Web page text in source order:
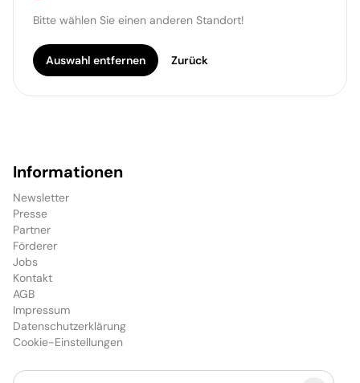
Bitte wählen Sie einen anderen Standort!
Auswahl entfernen Zurück
Informationen
Newsletter
Presse
Partner
Förderer
Jobs
Kontakt
AGB
Impressum
Datenschutzerklärung
Cookie-Einstellungen